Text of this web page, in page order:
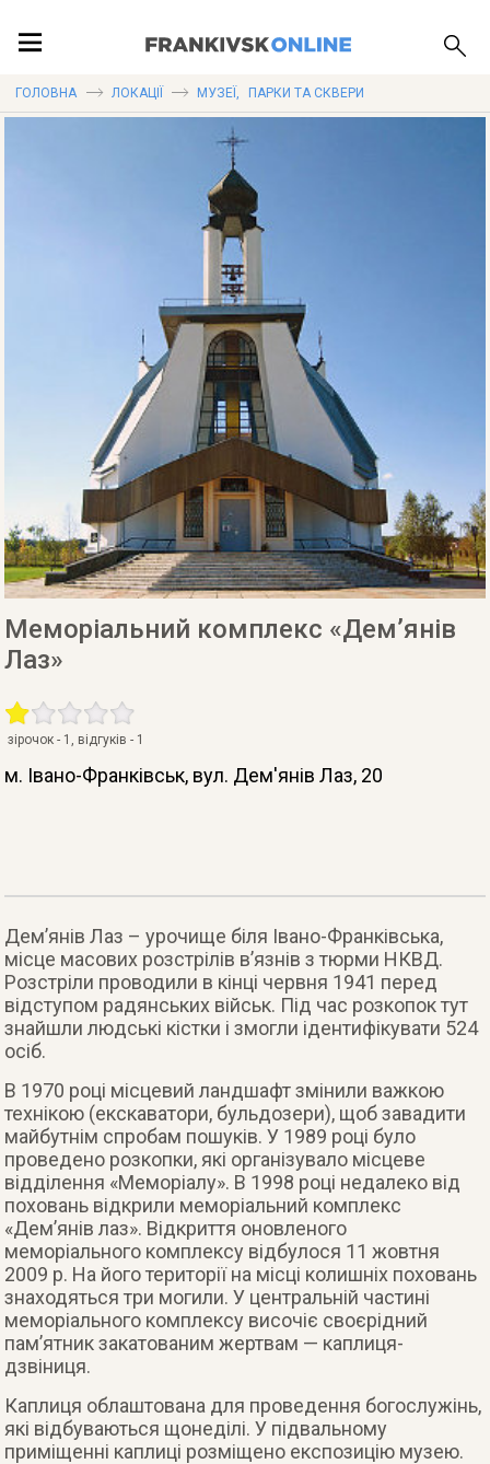
ГОЛОВНА ЛОКАЦІЇ МУЗЕЇ , ПАРКИ ТА СКВЕРИ
Меморіальний комплекс «Дем’янів
Лаз»
зірочок - 1 , відгуків - 1
м. Івано-Франківськ, вул. Дем'янів Лаз, 20
Дем’янів Лаз – урочище біля Івано-Франківська,
місце масових розстрілів в’язнів з тюрми НКВД.
Розстріли проводили в кінці червня 1941 перед
відступом радянських військ. Під час розкопок тут
знайшли людські кістки і змогли ідентифікувати 524
осіб.
В 1970 році місцевий ландшафт змінили важкою
технікою (екскаватори, бульдозери), щоб завадити
майбутнім спробам пошуків. У 1989 році було
проведено розкопки, які організувало місцеве
відділення «Меморіалу». В 1998 році недалеко від
поховань відкрили меморіальний комплекс
«Дем’янів лаз». Відкриття оновленого
меморіального комплексу відбулося 11 жовтня
2009 р. На його території на місці колишніх поховань
знаходяться три могили. У центральній частині
меморіального комплексу височіє своєрідний
пам’ятник закатованим жертвам — каплиця-
дзвіниця.
Каплиця облаштована для проведення богослужінь,
які відбуваються щонеділі. У підвальному
приміщенні каплиці розміщено експозицію музею.